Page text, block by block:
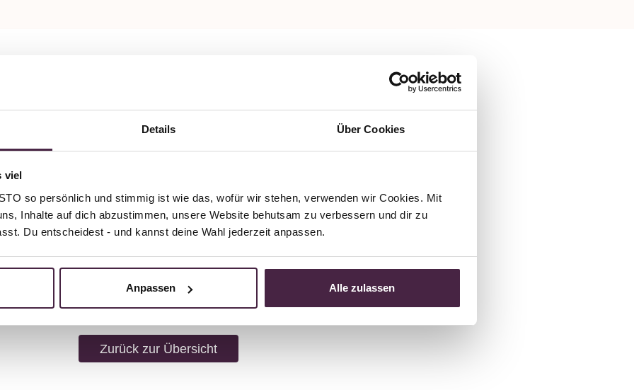
Details Über Cookies
viel
so persönlich und stimmig ist wie das, wofür wir stehen, verwenden wir Cookies. Mit
Inhalte auf dich abzustimmen, unsere Website behutsam zu verbessern und dir zu
Du entscheidest - und kannst deine Wahl jederzeit anpassen.
Anpassen Alle zulassen
Clemens
26
Humanbestattung
Hein Bestattungen e. K.
Deutschland
E-Mail senden
Zurück zur Übersicht